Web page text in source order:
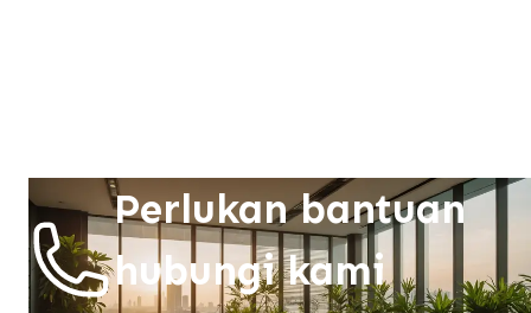
Perlukan bantuan
hubungi kami